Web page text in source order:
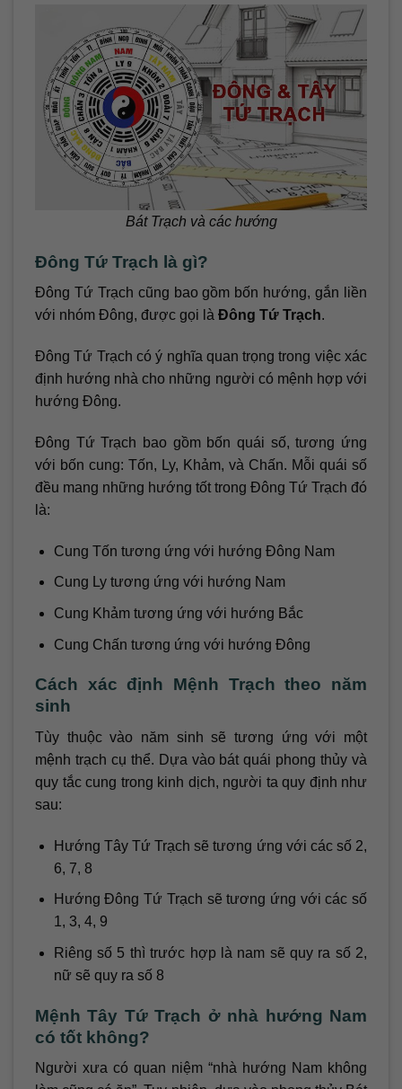
Bát Trạch và các hướng
Đông Tứ Trạch là gì?
Đông Tứ Trạch cũng bao gồm bốn hướng, gắn liền
với nhóm Đông, được gọi là Đông Tứ Trạch.
Đông Tứ Trạch có ý nghĩa quan trọng trong việc xác
định hướng nhà cho những người có mệnh hợp với
hướng Đông.
Đông Tứ Trạch bao gồm bốn quái số, tương ứng
với bốn cung: Tốn, Ly, Khảm, và Chấn. Mỗi quái số
đều mang những hướng tốt trong Đông Tứ Trạch đó
là:
Cung Tốn tương ứng với hướng Đông Nam
Cung Ly tương ứng với hướng Nam
Cung Khảm tương ứng với hướng Bắc
Cung Chấn tương ứng với hướng Đông
Cách xác định Mệnh Trạch theo năm
sinh
Tùy thuộc vào năm sinh sẽ tương ứng với một
mệnh trạch cụ thể. Dựa vào bát quái phong thủy và
quy tắc cung trong kinh dịch, người ta quy định như
sau:
Hướng Tây Tứ Trạch sẽ tương ứng với các số 2,
6, 7, 8
Hướng Đông Tứ Trạch sẽ tương ứng với các số
1, 3, 4, 9
Riêng số 5 thì trước hợp là nam sẽ quy ra số 2,
nữ sẽ quy ra số 8
Mệnh Tây Tứ Trạch ở nhà hướng Nam
có tốt không?
Người xưa có quan niệm “nhà hướng Nam không